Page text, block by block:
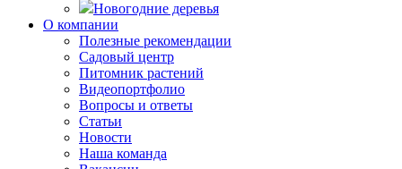
Новогодние деревья
О компании
Полезные рекомендации
Садовый центр
Питомник растений
Видеопортфолио
Вопросы и ответы
Статьи
Новости
Наша команда